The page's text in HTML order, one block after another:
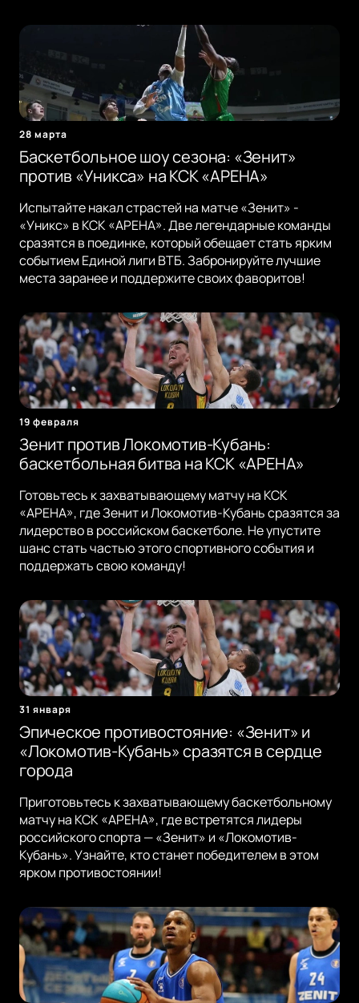
28 марта
Баскетбольное шоу сезона: «Зенит»
против «Уникса» на КСК «АРЕНА»
Испытайте накал страстей на матче «Зенит» -
«Уникс» в КСК «АРЕНА». Две легендарные команды
сразятся в поединке, который обещает стать ярким
событием Единой лиги ВТБ. Забронируйте лучшие
места заранее и поддержите своих фаворитов!
19 февраля
Зенит против Локомотив-Кубань:
баскетбольная битва на КСК «АРЕНА»
Готовьтесь к захватывающему матчу на КСК
«АРЕНА», где Зенит и Локомотив-Кубань сразятся за
лидерство в российском баскетболе. Не упустите
шанс стать частью этого спортивного события и
поддержать свою команду!
31 января
Эпическое противостояние: «Зенит» и
«Локомотив-Кубань» сразятся в сердце
города
Приготовьтесь к захватывающему баскетбольному
матчу на КСК «АРЕНА», где встретятся лидеры
российского спорта — «Зенит» и «Локомотив-
Кубань». Узнайте, кто станет победителем в этом
ярком противостоянии!